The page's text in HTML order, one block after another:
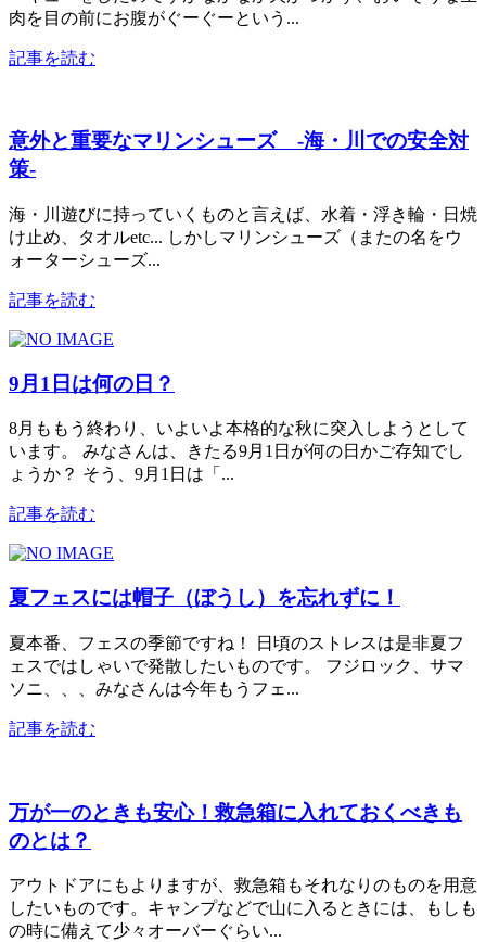
肉を目の前にお腹がぐーぐーという...
記事を読む
意外と重要なマリンシューズ -海・川での安全対
策-
海・川遊びに持っていくものと言えば、水着・浮き輪・日焼
け止め、タオルetc... しかしマリンシューズ（またの名をウ
ォーターシューズ...
記事を読む
9月1日は何の日？
8月ももう終わり、いよいよ本格的な秋に突入しようとして
います。 みなさんは、きたる9月1日が何の日かご存知でし
ょうか？ そう、9月1日は「...
記事を読む
夏フェスには帽子（ぼうし）を忘れずに！
夏本番、フェスの季節ですね！ 日頃のストレスは是非夏フ
ェスではしゃいで発散したいものです。 フジロック、サマ
ソニ、、、みなさんは今年もうフェ...
記事を読む
万が一のときも安心！救急箱に入れておくべきも
のとは？
アウトドアにもよりますが、救急箱もそれなりのものを用意
したいものです。キャンプなどで山に入るときには、もしも
の時に備えて少々オーバーぐらい...